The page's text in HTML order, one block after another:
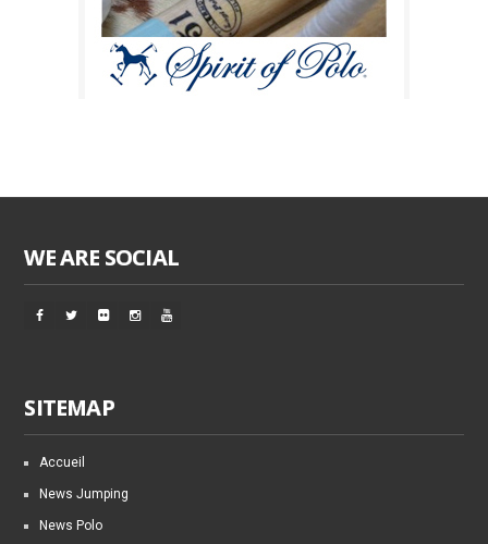
WE ARE SOCIAL
SITEMAP
Accueil
News Jumping
News Polo